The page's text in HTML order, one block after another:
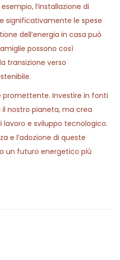
l’installazione di
significativamente le spese
dell’energia in casa può
possono così
transizione verso
promettente. Investire in fonti
nostro pianeta, ma crea
e sviluppo tecnologico.
e l’adozione di queste
un futuro energetico più